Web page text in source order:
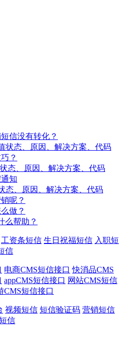
信没有转化？
状态、原因、解决方案、代码
？
态、原因、解决方案、代码
通知
态、原因、解决方案、代码
呢？
做？
么帮助？
工资条短信 生日祝福短信 入职短
信
电商CMS短信接口 快消品CMS
appCMS短信接口 网站CMS短信
CMS短信接口
视频短信 短信验证码 营销短信
信